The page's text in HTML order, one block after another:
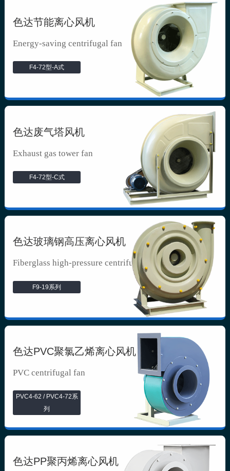
色达节能离心风机
Energy-saving centrifugal fan
F4-72型-A式
色达废气塔风机
Exhaust gas tower fan
F4-72型-C式
色达玻璃钢高压离心风机
Fiberglass high-pressure centrifuga...
F9-19系列
色达PVC聚氯乙烯离心风机
PVC centrifugal fan
PVC4-62 / PVC4-72系
列
色达PP聚丙烯离心风机